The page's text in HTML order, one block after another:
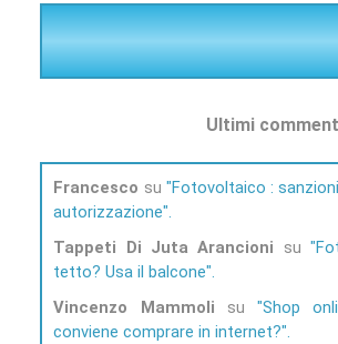
Ultimi
Francesco su Fotovoltaico :
autorizzazione
Tappeti Di Juta Arancioni su
tetto? Usa il balcone
Vincenzo Mammoli su
Shop
conviene comprare in internet?